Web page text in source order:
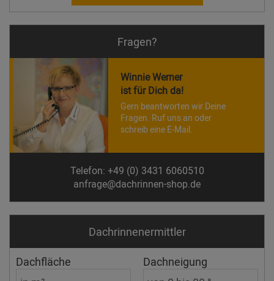
Fragen?
Winnie Werner
ist für Dich da!
Gern beantworten wir Deine
Fragen. Ruf uns an oder
schreib eine E-Mail.
Telefon: +49 (0) 3431 6060510
anfrage@dachrinnen-shop.de
Dachrinnen­ermittler
Dachfläche Dachneigung